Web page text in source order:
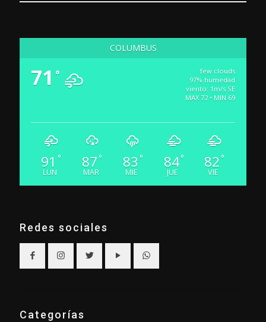
COLUMBUS
71 °
few clouds
97% humedad
viento: 1m/s SE
MAX 72 • MIN 69
91 °
LUN
87 °
MAR
83 °
MIE
84°
JUE
82 °
VIE
Redes sociales
Categorías